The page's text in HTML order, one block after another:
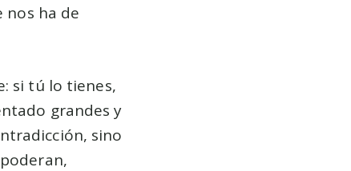
nos ha de
si tú lo tienes,
grandes y
sino